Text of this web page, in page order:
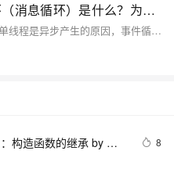
最细最有条理解析：事件循环（消息循环）是什么？为什么JS需要异步
度一教育的袁进老师谈到他的理解：单线程是异步产生的原因，事件循环是异步的实现方式。 本质是因为渲染进程因为计算机图形学的限制，只能是单线程。所以需要“异步”这个技术思想来解决页面阻塞的问题，而“事件循环”是实现“异步”这个技术思想的最主要的技术手段。 但事件循环并不是全部的技术手段，比如Promise，虽然受事件循环管理，但是如果没有事件循环，单一Promise依然能实现异步不是吗？ 博客不应该只有代码和解决方案，重点应该在于给出解决方案的同时分享思维模式，只有思维才能可持续地解决问题，只有思维才是真正值得学习和分享的核心要素。如果这篇博客能给您
构造函数的继承 by 阮
8